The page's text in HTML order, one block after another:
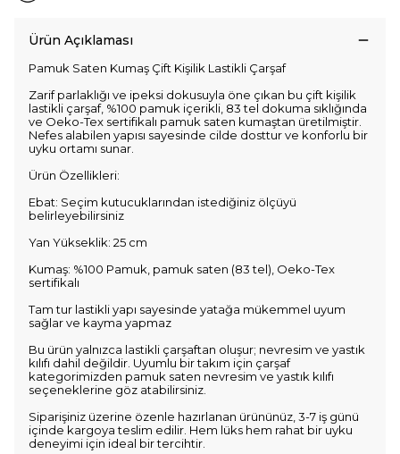
Ürün Açıklaması
Pamuk Saten Kumaş Çift Kişilik Lastikli Çarşaf
Zarif parlaklığı ve ipeksi dokusuyla öne çıkan bu çift kişilik
lastikli çarşaf, %100 pamuk içerikli, 83 tel dokuma sıklığında
ve Oeko-Tex sertifikalı pamuk saten kumaştan üretilmiştir.
Nefes alabilen yapısı sayesinde cilde dosttur ve konforlu bir
uyku ortamı sunar.
Ürün Özellikleri:
Ebat: Seçim kutucuklarından istediğiniz ölçüyü
belirleyebilirsiniz
Yan Yükseklik: 25 cm
Kumaş: %100 Pamuk, pamuk saten (83 tel), Oeko-Tex
sertifikalı
Tam tur lastikli yapı sayesinde yatağa mükemmel uyum
sağlar ve kayma yapmaz
Bu ürün yalnızca lastikli çarşaftan oluşur; nevresim ve yastık
kılıfı dahil değildir. Uyumlu bir takım için çarşaf
kategorimizden pamuk saten nevresim ve yastık kılıfı
seçeneklerine göz atabilirsiniz.
Siparişiniz üzerine özenle hazırlanan ürününüz, 3-7 iş günü
içinde kargoya teslim edilir. Hem lüks hem rahat bir uyku
deneyimi için ideal bir tercihtir.